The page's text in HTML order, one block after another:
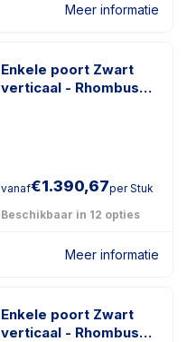
Meer informatie
Enkele poort Zwart
verticaal - Rhombus
vanaf€1.390,67per Stuk
Beschikbaar in 12 opties
Meer informatie
Enkele poort Zwart
verticaal - Rhombus